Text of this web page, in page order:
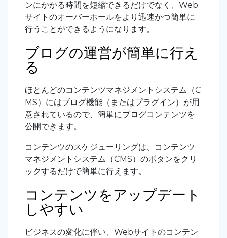
ンにかかる時間を短縮できるだけでなく、Web
サイトのオーバーホールをより迅速かつ簡単に
行うことができるようになります。
ブログの運営が簡単に行え
る
ほとんどのコンテンツマネジメントシステム（C
MS）にはブログ機能（またはプラグイン）が用
意されているので、簡単にブログコンテンツを
公開できます。
コンテンツのスケジューリングは、コンテンツ
マネジメントシステム（CMS）のボタンをクリ
ックするだけで簡単に行えます。
コンテンツをアップデート
しやすい
ビジネスの変化に伴い、Webサイトのコンテン